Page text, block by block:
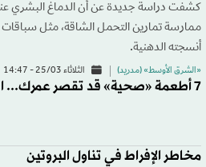
كشفت دراسة جديدة عن أن الدماغ البشري
ممارسة تمارين التحمل الشاقة، مثل سباقات
أنسجته الدهنية.
«الشرق الأوسط» (مدريد) الثلاثاء 25/03 - 14:47
7 أطعمة «صحية» قد تقصر عمرك... احذرها!
مخاطر الإفراط في تناول البروتين